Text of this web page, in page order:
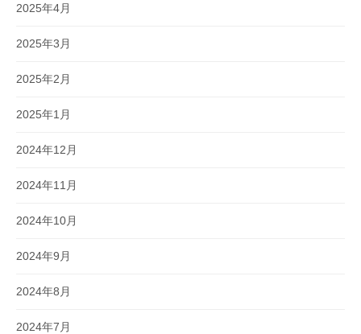
2025年4月
2025年3月
2025年2月
2025年1月
2024年12月
2024年11月
2024年10月
2024年9月
2024年8月
2024年7月